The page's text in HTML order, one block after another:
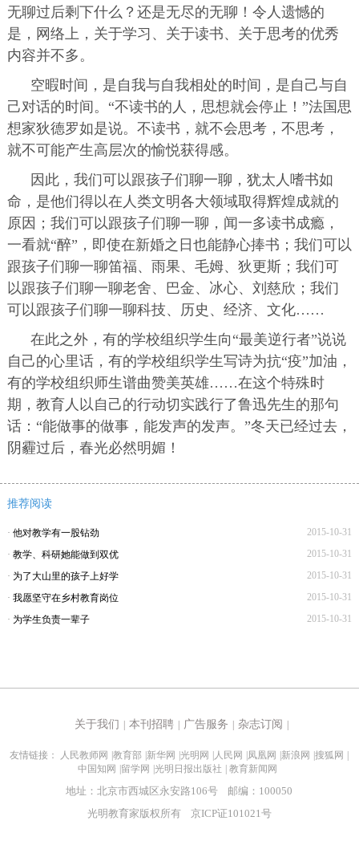
无聊过后剩下什么？还是无尽的无聊！令人遗憾的
是，网络上，关于学习、关于读书、关于思考的优秀
内容并不多。
空暇时间，是自我与自我相处的时间，是自己与自
己对话的时间。“不读书的人，思想就会停止！”法国思
想家狄德罗如是说。不读书，就不会思考，不思考，
就不可能产生高层次的愉悦获得感。
因此，我们可以跟孩子们聊一聊，犹太人嗜书如
命，是他们得以在人类文明各大领域取得辉煌成就的
原因；我们可以跟孩子们聊一聊，闻一多读书成瘾，
一看就“醉”，即使在新婚之日也能静心捧书；我们可以
跟孩子们聊一聊笛福、雨果、毛姆、狄更斯；我们可
以跟孩子们聊一聊老舍、巴金、冰心、刘慈欣；我们
可以跟孩子们聊一聊科技、历史、经济、文化……
在此之外，有的学校组织学生向“最美逆行者”说说
自己的心里话，有的学校组织学生写诗为抗“疫”加油，
有的学校组织师生谱曲赞美英雄……在这个特殊时
期，教育人以自己的行动切实践行了鲁迅先生的那句
话：“能做事的做事，能发声的发声。”冬天已经过去，
阴霾过后，春光必然明媚！
推荐阅读
2015-10-31
· 他对教学有一股钻劲
2015-10-31
· 教学、科研她能做到双优
2015-10-31
· 为了大山里的孩子上好学
2015-10-31
· 我愿坚守在乡村教育岗位
2015-10-31
· 为学生负责一辈子
关于我们 本刊招聘 广告服务 杂志订阅
友情链接： 人民教师网 |教育部 新华网 |光明网 人民网 凤凰网 新浪网 |搜狐网
中国知网
留学网 |光明日报出版社 |教育新闻网
地址：北京市西城区永安路106号 邮编：100050
光明教育家版权所有 京ICP证101021号